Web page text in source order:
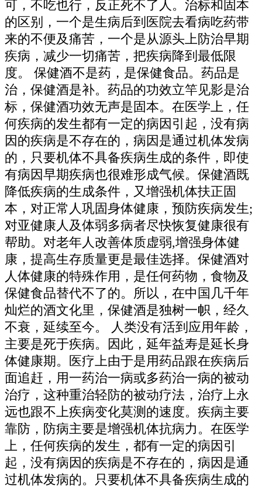
可，不吃也行，反正死不了人。治标和固本
的区别，一个是生病后到医院去看病吃药带
来的不便及痛苦，一个是从源头上防治早期
疾病，减少一切痛苦，把疾病降到最低限
度。 保健酒不是药，是保健食品。药品是
治，保健酒是补。药品的功效立竿见影是治
标，保健酒功效无声是固本。在医学上，任
何疾病的发生都有一定的病因引起，没有病
因的疾病是不存在的，病因是通过机体发病
的，只要机体不具备疾病生成的条件，即使
有病因早期疾病也很难形成气候。保健酒既
降低疾病的生成条件，又增强机体扶正固
本，对正常人巩固身体健康，预防疾病发生;
对亚健康人及体弱多病者尽快恢复健康很有
帮助。对老年人改善体质虚弱,增强身体健
康，提高生存质量更是最佳选择。保健酒对
人体健康的特殊作用，是任何药物，食物及
保健食品替代不了的。所以，在中国几千年
灿烂的酒文化里，保健酒是独树一帜，经久
不衰，延续至今。 人类没有活到应用年龄，
主要是死于疾病。因此，延年益寿是延长身
体健康期。医疗上由于是用药品跟在疾病后
面追赶，用一药治一病或多药治一病的被动
治疗，这种重治轻防的被动疗法，治疗上永
远也跟不上疾病变化莫测的速度。疾病主要
靠防，防病主要是增强机体抗病力。在医学
上，任何疾病的发生，都有一定的病因引
起，没有病因的疾病是不存在的，病因是通
过机体发病的。只要机体不具备疾病生成的